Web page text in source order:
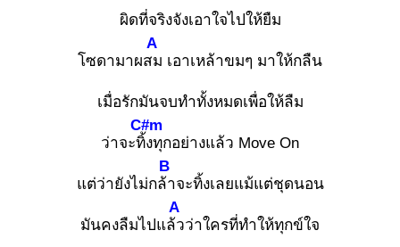
ผิดที่จริงจังเอาใจไปให้ยืม
โซดามาผสม
A
เอาเหล้าขมๆ มาให้กลืน
เมื่อรักมันจบทำทั้งหมดเพื่อให้ลืม
ว่าจะทิ้ง
C#m
ทุกอย่างแล้ว Move On
แต่ว่ายังไม่กล้า
B
จะทิ้งเลยแม้แต่ชุดนอน
มันคงลืมไปแล้ว
A
ว่าใครที่ทำให้ทุกข์ใจ